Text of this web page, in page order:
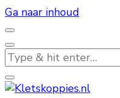
Ga naar inhoud
Op
zoek
naar